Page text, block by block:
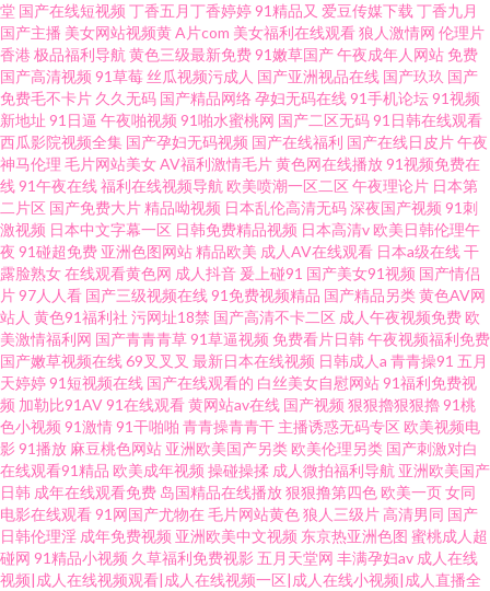
堂 国产在线短视频 丁香五月丁香婷婷91精品又 爱豆传媒下载 丁香九月
国产主播 美女网站视频黄A片com 美女福利在线观看狼人激情网 伦理片
香港 极品福利导航 黄色三级最新免费91嫩草国产午夜成年人网站 免费
国产高清视频 91草莓 丝瓜视频污成人 国产亚洲视品在线 国产玖玖 国产
免费毛不卡片 久久无码 国产精品网络孕妇无码在线91手机论坛91视频
新地址 91日逼 午夜啪视频 91啪水蜜桃网 国产二区无码91日韩在线观看
西瓜影院视频全集 国产孕妇无码视频 国产在线福利 国产在线日皮片午夜
神马伦理 毛片网站美女AV福利激情毛片黄色网在线播放91视频免费在
线91午夜在线福利在线视频导航 欧美喷潮一区二区 午夜理论片 日本第
二片区 国产免费大片精品呦视频 日本乱伦高清无码深夜国产视频 91刺
激视频 日本中文字幕一区 日韩免费精品视频 日本高清v 欧美日韩伦理午
夜 91碰超免费 亚洲色图网站精品欧美 成人AV在线观看 日本a级在线干
露脸熟女在线观看黄色网 成人抖音 爰上碰91 国产美女91视频 国产情侣
片97人人看 国产三级视频在线91免费视频精品 国产精品另类黄色AV网
站人 黄色91福利社 污网址18禁 国产高清不卡二区 成人午夜视频免费 欧
美激情福利网 国产青青青草91草逼视频 免费看片日韩午夜视频福利免费
国产嫩草视频在线69叉叉叉 最新日本在线视频 日韩成人a 青青操91 五月
天婷婷91短视频在线 国产在线观看的 白丝美女自慰网站91福利免费视
频 加勒比91AV91在线观看黄网站av在线 国产视频 狠狠擼狠狠擼91桃
色小视频 91激情91干啪啪 青青操青青干 主播诱惑无码专区 欧美视频电
影 91播放 麻豆桃色网站 亚洲欧美国产另类 欧美伦理另类 国产刺激对白
在线观看91精品 欧美成年视频 操碰操揉 成人微拍福利导航 亚洲欧美国产
日韩 成年在线观看免费 岛国精品在线播放狠狠撸第四色 欧美一页女同
电影在线观看91网国产尤物在毛片网站黄色狼人三级片高清男同 国产
日韩伦理淫 成年免费视频 亚洲欧美中文视频 东京热亚洲色图 蜜桃成人超
碰网 91精品小视频 久草福利免费视影 五月天堂网 丰满孕妇av 成人在线
视频|成人在线视频观看|成人在线视频一区|成人在线小视频|成人直播全